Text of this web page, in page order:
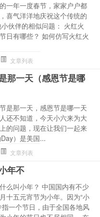
一年一度春节，家家户户都
喜气洋洋地庆祝这个传统的
伙伴的相似问题： 火红火
日有哪些？ 如何仿写火红火
文章列表
那一天（感恩节是哪
是那一天，感恩节是哪一天
还不知道，今天小六来为大
的问题，现在让我们一起来
）是美国...
文章列表
年不
么叫小年？ 中国国内有不少
十五元宵节为小年。因为“小
指一个节日，由于全国各地风